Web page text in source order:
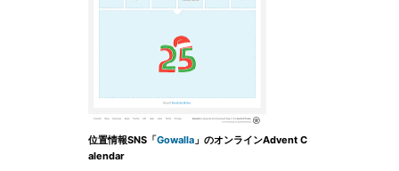
位置情報SNS「Gowalla 」のオンラインAdvent C
alendar